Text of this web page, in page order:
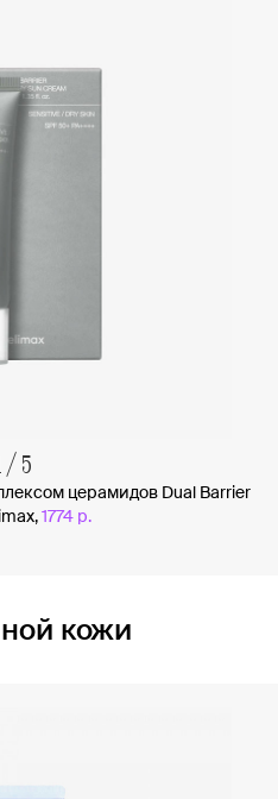
/5
церамидов Dual Barrier
1774 р.
кожи